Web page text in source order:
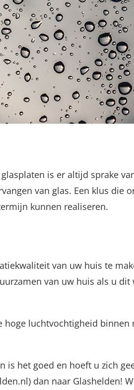
is er altijd sprake
van glas. Een klus die
kunnen realiseren.
van uw huis te
van uw huis als u
luchtvochtigheid binnen
het goed en hoeft u zich
dan naar Glashelden!